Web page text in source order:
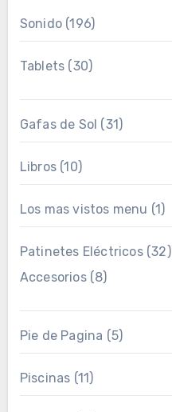
Sonido(196)
Tablets (30)
Gafas de Sol (31)
Libros(10)
Los mas vistos menu (1)
Patinetes Eléctricos(32)
Accesorios(8)
Pie de Pagina (5)
Piscinas (11)